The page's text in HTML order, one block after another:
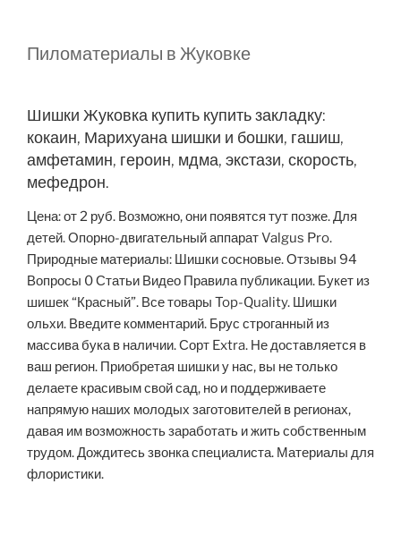
Пиломатериалы в Жуковке
Шишки Жуковка купить купить закладку:
кокаин, Марихуана шишки и бошки, гашиш,
амфетамин, героин, мдма, экстази, скорость,
мефедрон.
Цена: от 2 руб. Возможно, они появятся тут позже. Для
детей. Опорно-двигательный аппарат Valgus Pro.
Природные материалы: Шишки сосновые. Отзывы 94
Вопросы 0 Статьи Видео Правила публикации. Букет из
шишек “Красный”. Все товары Top-Quality. Шишки
ольхи. Введите комментарий. Брус строганный из
массива бука в наличии. Сорт Extra. Не доставляется в
ваш регион. Приобретая шишки у нас, вы не только
делаете красивым свой сад, но и поддерживаете
напрямую наших молодых заготовителей в регионах,
давая им возможность заработать и жить собственным
трудом. Дождитесь звонка специалиста. Материалы для
флористики.